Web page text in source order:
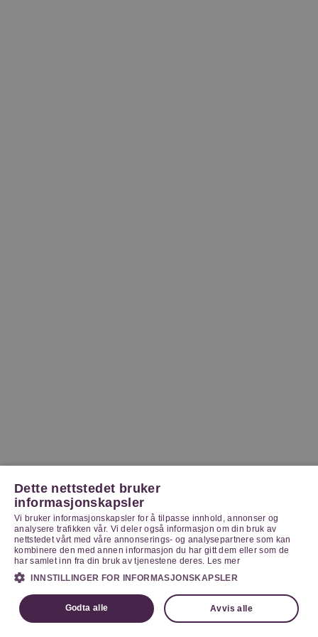
Dette nettstedet bruker
informasjonskapsler
Vi bruker informasjonskapsler for å tilpasse innhold, annonser og
analysere trafikken vår. Vi deler også informasjon om din bruk av
nettstedet vårt med våre annonserings- og analysepartnere som kan
kombinere den med annen informasjon du har gitt dem eller som de
har samlet inn fra din bruk av tjenestene deres. Les mer
INNSTILLINGER FOR INFORMASJONSKAPSLER
Godta alle Avvis alle